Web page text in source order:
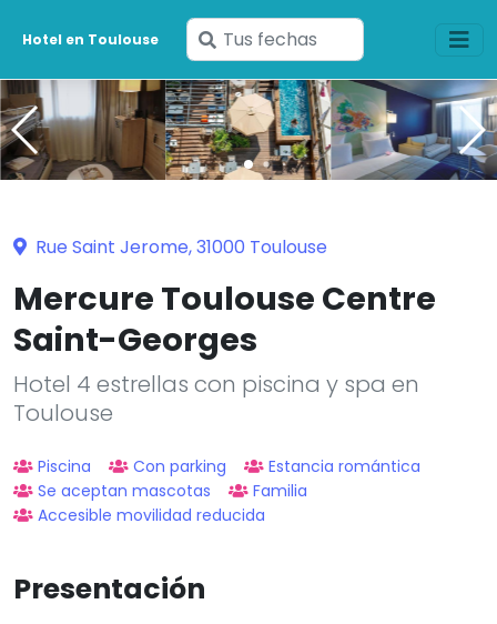
Hotel en Toulouse
Ingresa
tus
fechas
Rue Saint Jerome, 31000 Toulouse
Mercure Toulouse Centre
Saint-Georges
Hotel 4 estrellas con piscina y spa en
Toulouse
Piscina Con parking
Estancia romántica
Se aceptan mascotas
Familia
Accesible movilidad reducida
Presentación